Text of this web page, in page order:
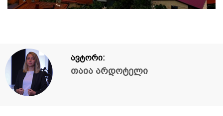
ავტორი:
თაია არდოტელი